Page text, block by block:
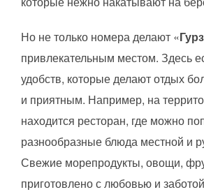
Но не только номера делают «
привлекательным местом. Здесь
удобств, которые делают отдых
и приятным. Например, на
находится ресторан, где можно
разнообразные блюда местной и
Свежие морепродукты, овощи,
приготовлено с любовью и